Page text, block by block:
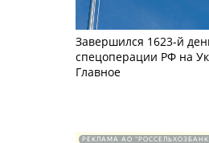
Завершился 1623-й
спецоперации РФ на
Главное
РЕКЛАМА АО